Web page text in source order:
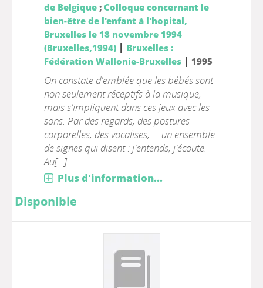
de Belgique; Colloque concernant le
bien-être de l'enfant à l'hopital,
Bruxelles le 18 novembre 1994
(Bruxelles,1994) | Bruxelles :
Fédération Wallonie-Bruxelles| 1995
On constate d'emblée que les bébés sont
non seulement réceptifs à la musique,
mais s'impliquent dans ces jeux avec les
sons. Par des regards, des postures
corporelles, des vocalises, ....un ensemble
de signes qui disent : j'entends, j'écoute.
Au[...]
Plus d'information...
Disponible